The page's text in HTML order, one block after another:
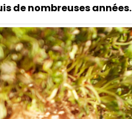
de nombreuses années.